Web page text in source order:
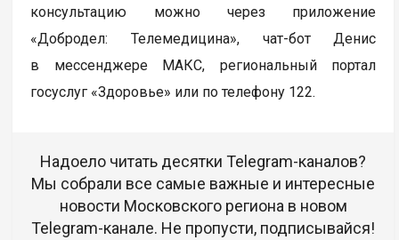
консультацию можно через приложение
«Добродел: Телемедицина», чат-бот Денис
в мессенджере МАКС, региональный портал
госуслуг «Здоровье» или по телефону 122.
Надоело читать десятки Telegram-каналов?
Мы собрали все самые важные и интересные
новости Московского региона в новом
Telegram-канале. Не пропусти, подписывайся!